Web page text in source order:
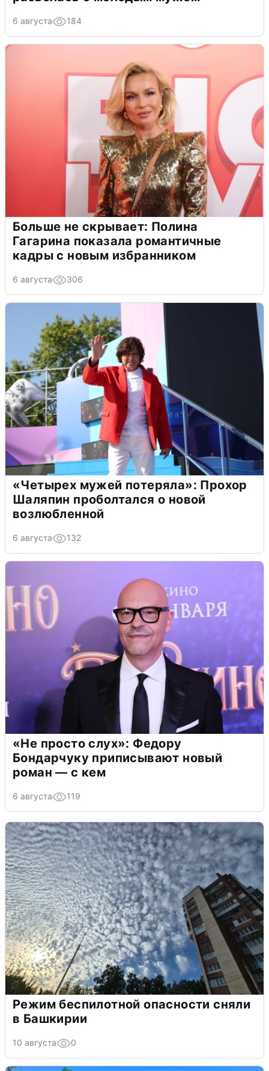
6 августа 184
Больше не скрывает: Полина
Гагарина показала романтичные
кадры с новым избранником
6 августа 306
«Четырех мужей потеряла»: Прохор
Шаляпин проболтался о новой
возлюбленной
6 августа 132
«Не просто слух»: Федору
Бондарчуку приписывают новый
роман — с кем
6 августа 119
Режим беспилотной опасности сняли
в Башкирии
10 августа 0